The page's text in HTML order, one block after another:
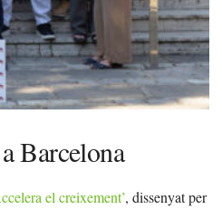
Barcelona
el creixement’, dissenyat per